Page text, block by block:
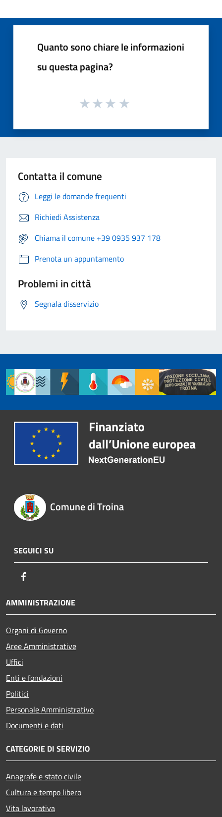
Quanto sono chiare le informazioni
su questa pagina?
Contatta il comune
Leggi le domande frequenti
Richiedi Assistenza
Chiama il comune +39 0935 937 178
Prenota un appuntamento
Problemi in città
Segnala disservizio
Comune di Troina
SEGUICI SU
AMMINISTRAZIONE
Organi di Governo
Aree Amministrative
Uffici
Enti e fondazioni
Politici
Personale Amministrativo
Documenti e dati
CATEGORIE DI SERVIZIO
Anagrafe e stato civile
Cultura e tempo libero
Vita lavorativa